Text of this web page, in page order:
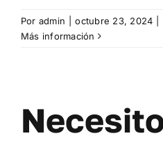
Por admin octubre 23, 2024
Más información